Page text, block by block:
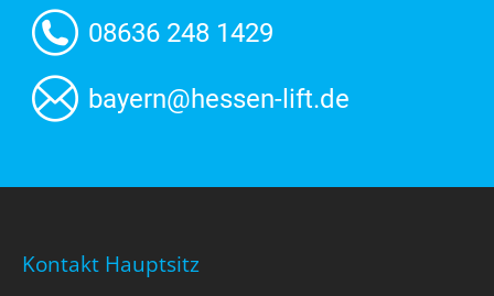
08636 248 1429
bayern@hessen-lift.de
Kontakt Hauptsitz